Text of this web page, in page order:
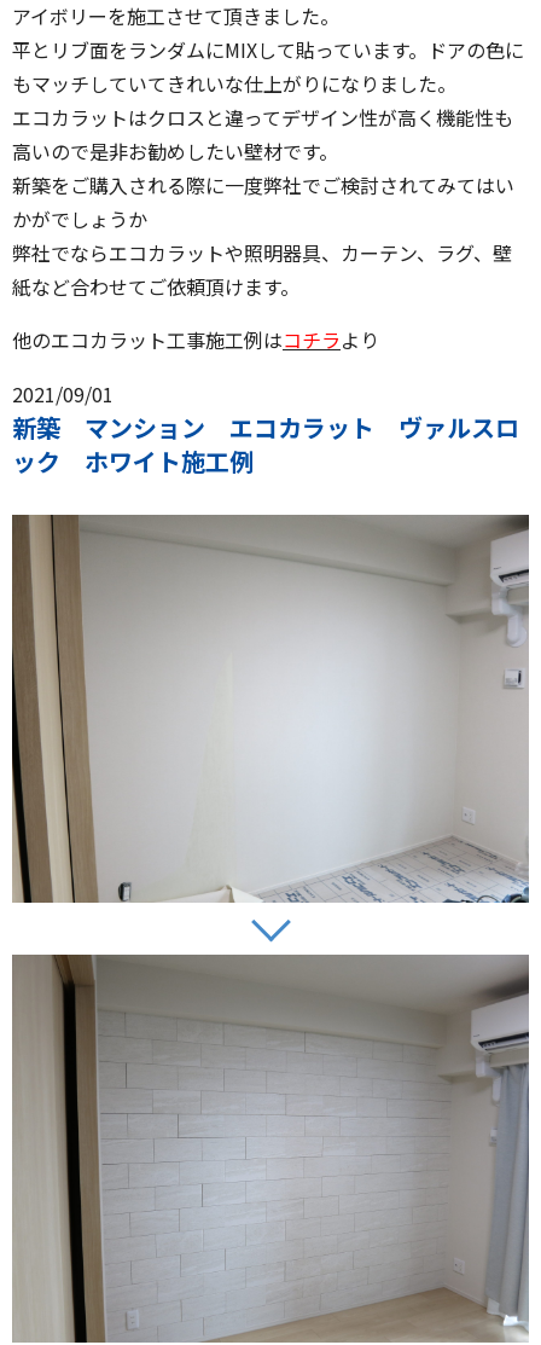
アイボリーを施工させて頂きました。
平とリブ面をランダムにMIXして貼っています。ドアの色に
もマッチしていてきれいな仕上がりになりました。
エコカラットはクロスと違ってデザイン性が高く機能性も
高いので是非お勧めしたい壁材です。
新築をご購入される際に一度弊社でご検討されてみてはい
かがでしょうか
弊社でならエコカラットや照明器具、カーテン、ラグ、壁
紙など合わせてご依頼頂けます。
他のエコカラット工事施工例はコチラより
2021/09/01
新築 マンション エコカラット ヴァルスロ
ック ホワイト施工例